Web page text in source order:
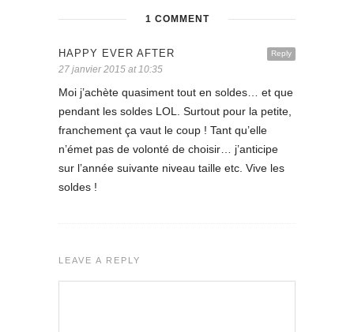
1 COMMENT
Reply
HAPPY EVER AFTER
27 janvier 2015 at 10:35
Moi j’achète quasiment tout en soldes… et que
pendant les soldes LOL. Surtout pour la petite,
franchement ça vaut le coup ! Tant qu’elle
n’émet pas de volonté de choisir… j’anticipe
sur l’année suivante niveau taille etc. Vive les
soldes !
LEAVE A REPLY